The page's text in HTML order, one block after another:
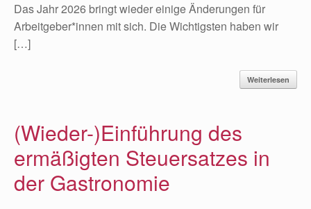
Das Jahr 2026 bringt wieder einige Änderungen für
Arbeitgeber*innen mit sich. Die Wichtigsten haben wir
[…]
Weiterlesen
(Wieder-)Einführung des
ermäßigten Steuersatzes in
der Gastronomie